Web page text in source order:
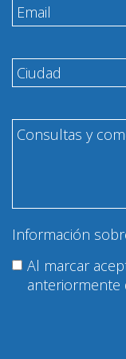
Información
Al marcar
anteriormente